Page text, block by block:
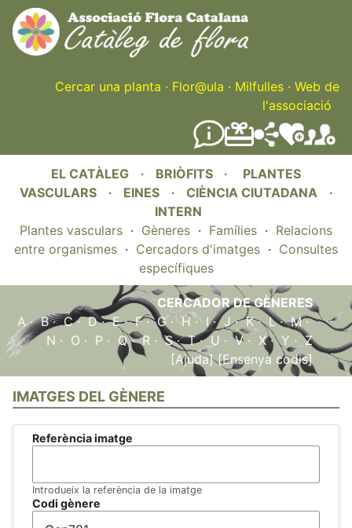
Skip
to
main
content
Cercar una planta · Flor@ula · Milfulles · Web de
l'associació
EL CATÀLEG · BRIÒFITS · PLANTES
VASCULARS · EINES · CIÈNCIA CIUTADANA ·
INTERN
Plantes vasculars · Gèneres · Famílies · Relacions
entre organismes · Cercadors d'imatges · Consultes
específiques
CERCADOR DE GÈNERES
A·B·C·D·E·F·G·H · I·J·K·L·M·
N · O · P · Q·R ·S·T·U ·V· X·Y ·Z
[Ajuda][Ensenya codis]
IMATGES DEL GÈNERE
Referència imatge
Introdueix la referència de la imatge
Codi gènere